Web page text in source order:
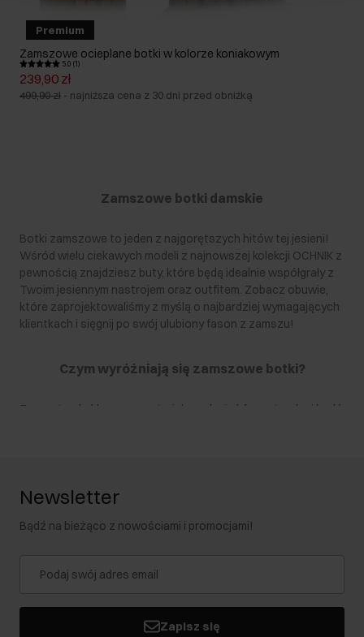
Premium
Zamszowe ocieplane botki w kolorze koniakowym
5.0 (1)
239,90 zł
499,90 zł - najniższa cena z 30 dni przed obniżką
Zamszowe botki damskie
Botki zamszowe to jeden z najgorętszych hitów tej jesieni!
Wśród wielu ciekawych modeli z najnowszej kolekcji OCHNIK z
pewnością znajdziesz buty, które będą idealnie współgrały z
Twoim jesiennym nastrojem oraz outfitem. Zobacz obuwie,
które zaprojektowaliśmy z myślą o najbardziej wymagających
klientkach i sięgnij po swój ulubiony fason z zamszu!
Czym wyróżniają się zamszowe botki?
Zamsz to ekskluzywny materiał – rodzaj skóry naturalnej bądź
ponadczasowym elementem stylizacji. Ten materiał ceniony
przyjemną w dotyku fakturę, ale również za uniwersalność –
Z czym łączyć zamszowe obuwie?
Newsletter
Bądź na bieżąco z nowościami i promocjami!
Zapisz się